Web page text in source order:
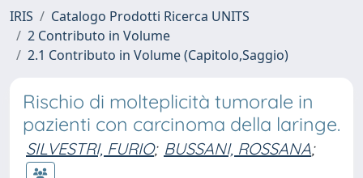
IRIS
Catalogo Prodotti Ricerca UNITS
2 Contributo in Volume
2.1 Contributo in Volume (Capitolo,Saggio)
Rischio di molteplicità tumorale in
pazienti con carcinoma della laringe.
SILVESTRI, FURIO; BUSSANI, ROSSANA;